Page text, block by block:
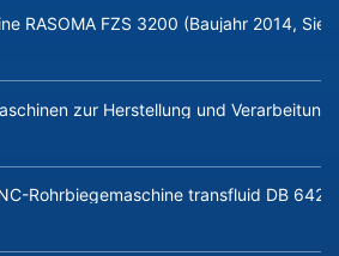
RASOMA FZS 3200 (Baujahr 2014,
zur Herstellung und
Rohrbiegemaschine transfluid DB